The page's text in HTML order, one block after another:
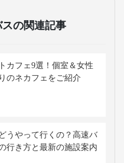
の関連記事
カフェ9選！個室＆女性
のネカフェをご紹介
うやって行くの？高速バ
行き方と最新の施設案内